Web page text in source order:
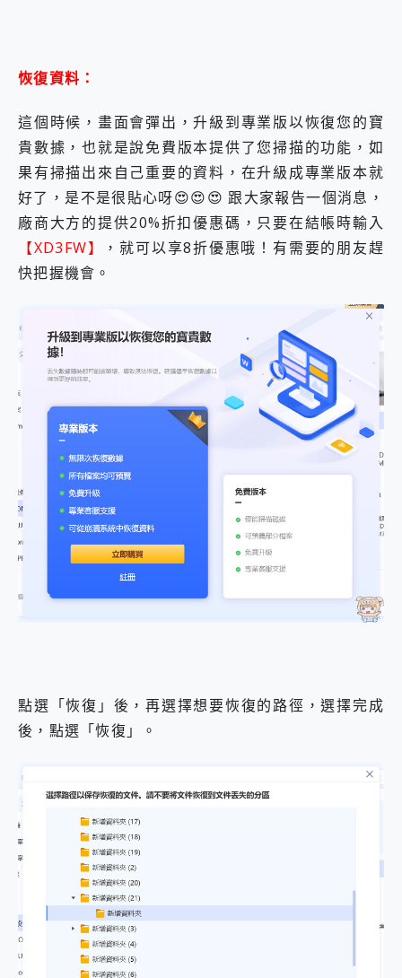
恢復資料：
這個時候，畫面會彈出，升級到專業版以恢復您的寶
貴數據，也就是說免費版本提供了您掃描的功能，如
果有掃描出來自己重要的資料，在升級成專業版本就
好了，是不是很貼心呀😍😍😍 跟大家報告一個消息，
廠商大方的提供20%折扣優惠碼，只要在結帳時輸入
【XD3FW】
，就可以享8折優惠哦！有需要的朋友趕
快把握機會。
點選「恢復」後，再選擇想要恢復的路徑，選擇完成
後，點選「恢復」。